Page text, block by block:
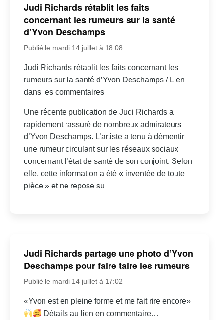
Judi Richards rétablit les faits
concernant les rumeurs sur la santé
d’Yvon Deschamps
Publié le mardi 14 juillet à 18:08
Judi Richards rétablit les faits concernant les
rumeurs sur la santé d’Yvon Deschamps / Lien
dans les commentaires
Une récente publication de Judi Richards a
rapidement rassuré de nombreux admirateurs
d’Yvon Deschamps. L’artiste a tenu à démentir
une rumeur circulant sur les réseaux sociaux
concernant l’état de santé de son conjoint. Selon
elle, cette information a été « inventée de toute
pièce » et ne repose su
Judi Richards partage une photo d’Yvon
Deschamps pour faire taire les rumeurs
Publié le mardi 14 juillet à 17:02
«Yvon est en pleine forme et me fait rire encore»
Détails au lien en commentaire…